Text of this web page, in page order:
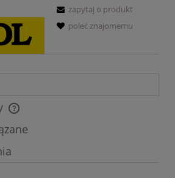
zapytaj o produkt
poleć znajomemu
kosztów płatności